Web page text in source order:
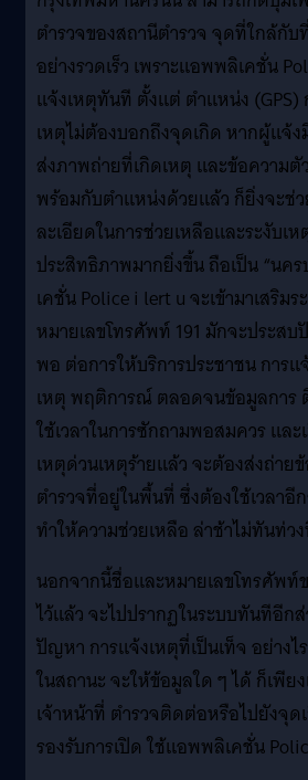
ตำรวจของสถานีตำรวจ จุดที่ใกล้กับ
อย่างรวดเร็ว เพราะแอพพลิเคชั่น
แจ้งเหตุทันที ตั้งแต่ ตำแหน่ง
เหตุไม่ต้องบอกถึงจุดเกิด หากผู้แจ้
ส่งภาพถ่ายที่เกิดเหตุ และข้อความ
พร้อมกับตำแหน่งด้วยแล้ว ก็ยิ่งจะช่
ละเอียดในการช่วยเหลือและระงับเ
ประสิทธิภาพมากยิ่งขึ้น ถือเป็น “นค
เคชั่น Police i lert u จะเข้ามาเสริม
หมายเลขโทรศัพท์ 191 มักจะประส
พอ ต่อการให้บริการประชาชน การ
เหตุ พฤติการณ์ ตลอดจนข้อมูลการ
ใช้เวลาในการซักถามพอสมควร และ
เหตุด่วนเหตุร้ายแล้ว จะต้องส่งถ่าย
ตำรวจที่อยู่ในพื้นที่ ซึ่งต้องใช้เวลาอี
ทำให้ความช่วยเหลือ ล่าช้าไม่ทันท่ว
นอกจากนี้ชื่อและหมายเลขโทรศัพท์
ไว้แล้ว จะไปปรากฏในระบบทันทีอีก
ปัญหา การแจ้งเหตุที่เป็นเท็จ อย่าง
ในสถานะ จะให้ข้อมูลใด ๆ ได้ ก็เพี
เจ้าหน้าที่ ตำรวจติดต่อหรือไปยังจุ
รองรับการเปิด ใช้แอพพลิเคชั่น